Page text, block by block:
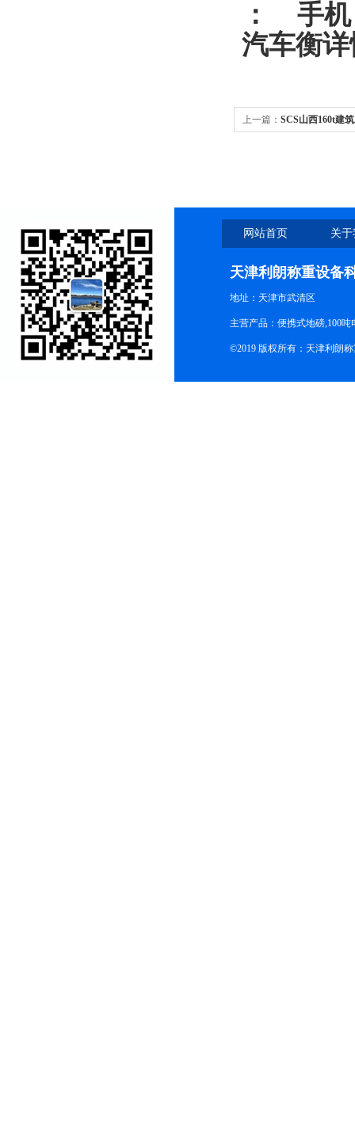
：
手
汽车衡
上一篇： SCS山西160t建
网站首页 关
天津利朗称重设备
地址：天津市武清区
主营产品：便携式地磅,100
©2019 版权所有：天津利朗